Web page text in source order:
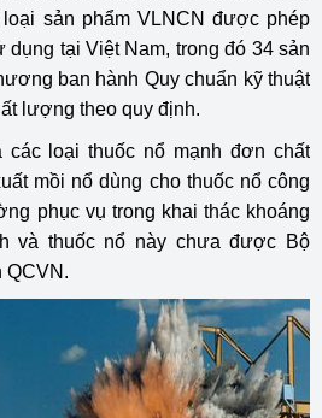
loại sản phẩm VLNCN được phép
dụng tại Việt Nam, trong đó 34 sản
ban hành Quy chuẩn kỹ thuật
lượng theo quy định.
loại thuốc nổ mạnh đơn chất
mồi nổ dùng cho thuốc nổ công
phục vụ trong khai thác khoáng
và thuốc nổ này chưa được Bộ
QCVN.